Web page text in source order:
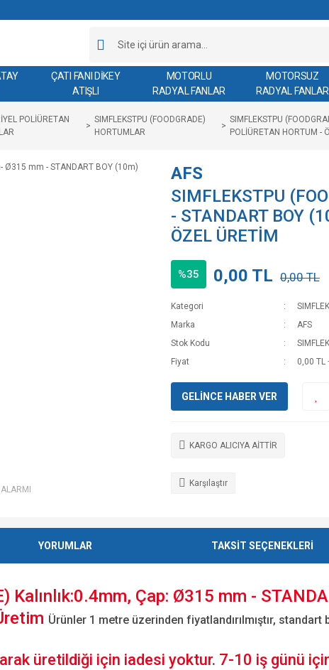
ÇATI FANI DİKEY
ATIŞLI
MOTORLU
RADYAL FANLAR
MOTORSUZ
RADYAL FANLAR
POLİÜRETAN
SIMFLEKSTPU (FOODGRADE)
HORTUMLAR
SIMFLEKSTPU
POLİÜRETAN HORTUM -
AFS
SIMFLEKSTPU
- STANDART BOY
ÖZEL ÜRETİM
%35 0,00 TL 0,00 TL
Kategori
Marka
AFS
Stok Kodu
Fiyat
0,00 TL
GELİNCE HABER VER
KARGO ALICIYA AİTTİR
Karşılaştır
YORUMLAR TAKSİT SEÇENEKLERİ
Kalınlık:0.4mm, Çap: Ø315 mm -
Ürünler 1 metre üzerinden fiyatlandırılmıştır, standart
üretildiği için iadesi yoktur. 7-10 iş günü